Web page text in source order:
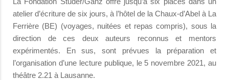
atelier d’écriture de six jours, à l’hôtel de la Chaux-d’Abel à La
Ferrière (BE) (voyages, nuitées et repas compris), sous la
direction de ces deux auteurs reconnus et mentors
expérimentés. En sus, sont prévues la préparation et
l’organisation d’une lecture publique, le 5 novembre 2021, au
théâtre 2.21 à Lausanne.